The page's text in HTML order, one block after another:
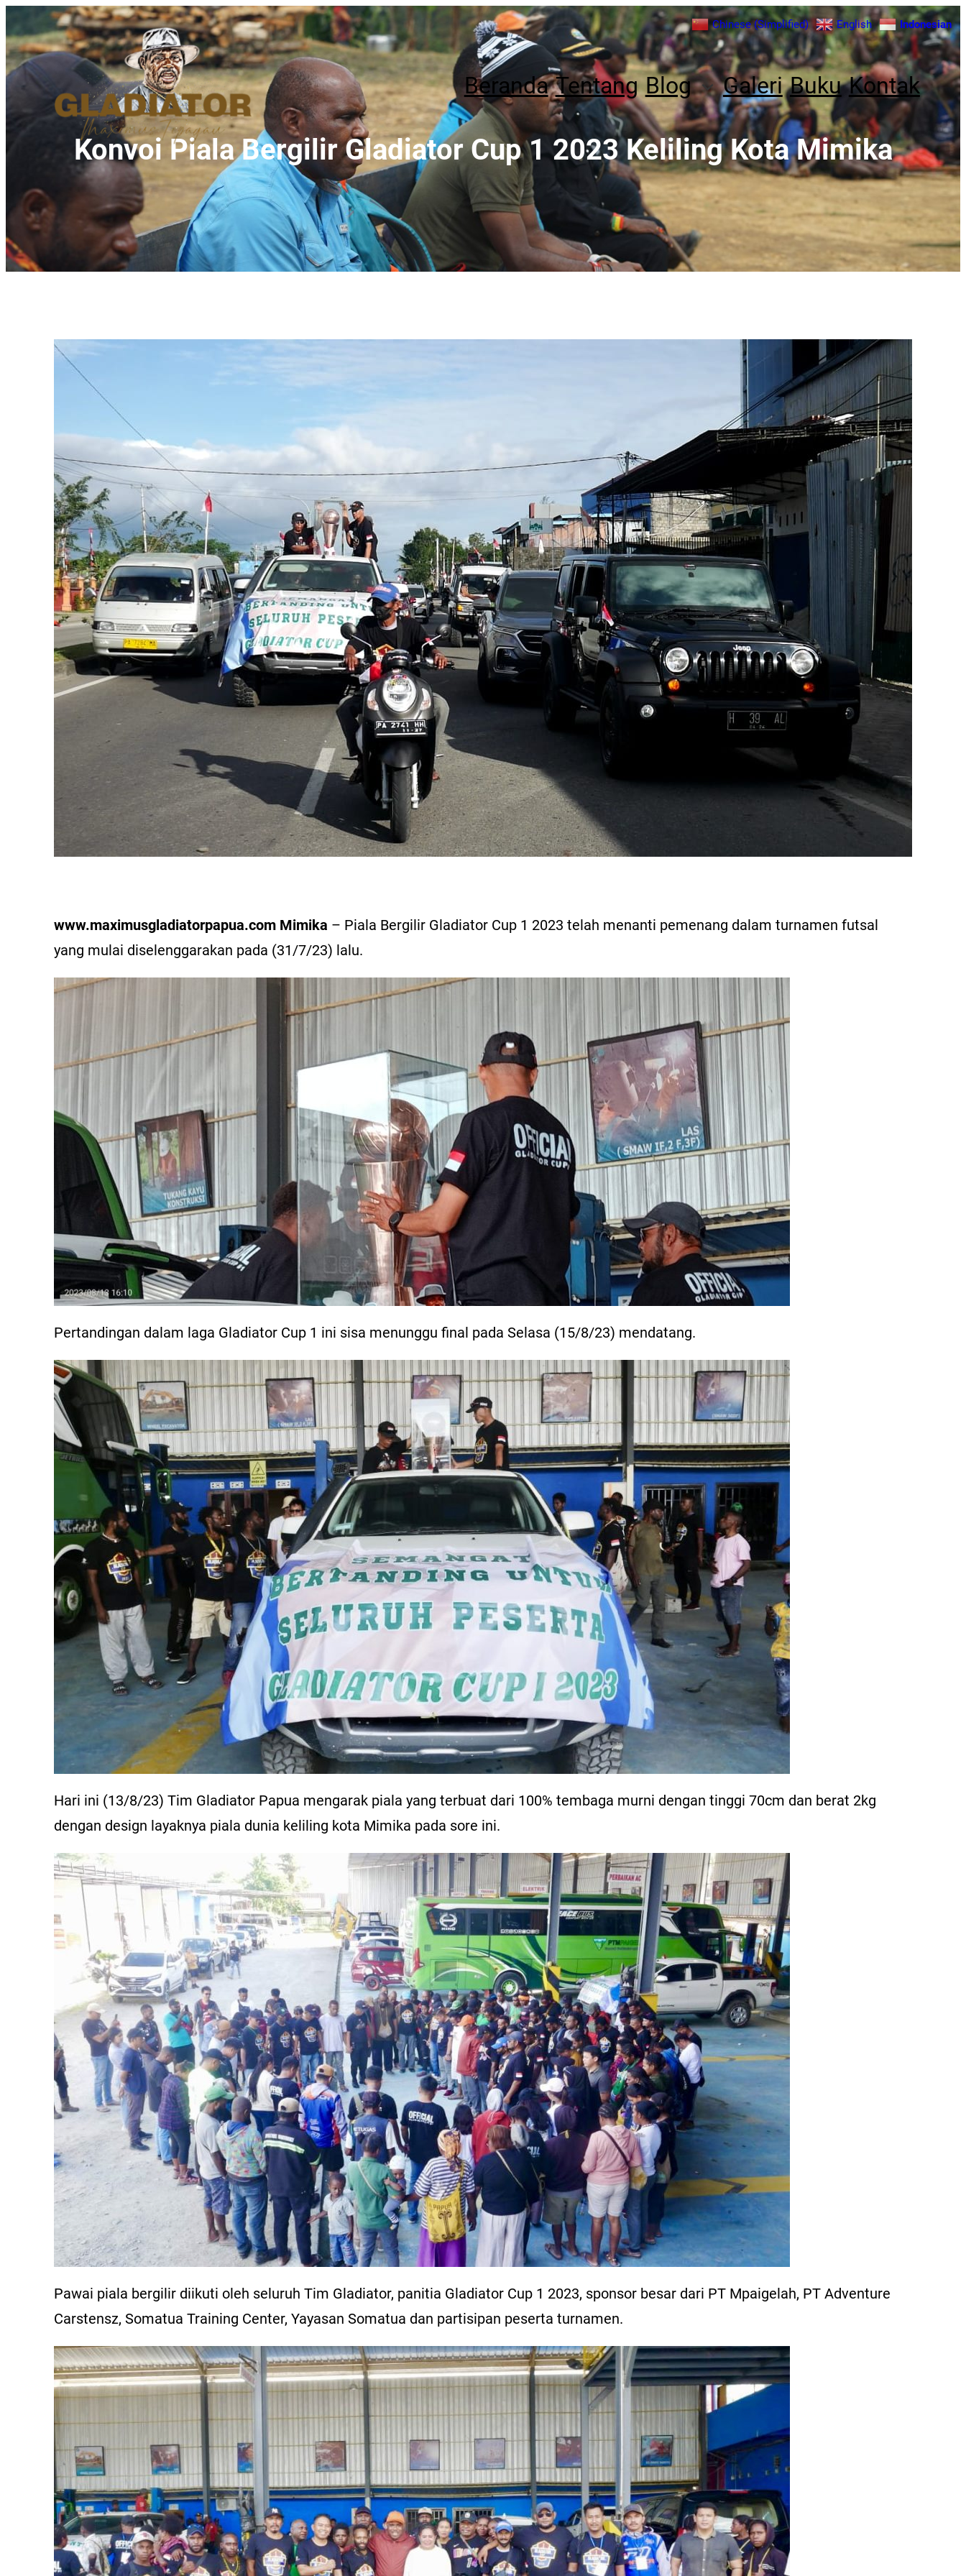
Beranda Tentang Blog Galeri Buku Kontak
Konvoi Piala Bergilir Gladiator Cup 1 2023 Keliling Kota Mimika
www.maximusgladiatorpapua.com Mimika – Piala Bergilir Gladiator Cup 1 2023 telah menanti pemenang dalam turnamen futsal
yang mulai diselenggarakan pada (31/7/23) lalu.
Pertandingan dalam laga Gladiator Cup 1 ini sisa menunggu final pada Selasa (15/8/23) mendatang.
Hari ini (13/8/23) Tim Gladiator Papua mengarak piala yang terbuat dari 100% tembaga murni dengan tinggi 70cm dan berat 2kg
dengan design layaknya piala dunia keliling kota Mimika pada sore ini.
Pawai piala bergilir diikuti oleh seluruh Tim Gladiator, panitia Gladiator Cup 1 2023, sponsor besar dari PT Mpaigelah, PT Adventure
Carstensz, Somatua Training Center, Yayasan Somatua dan partisipan peserta turnamen.
Chinese (Simplified) English Indonesian